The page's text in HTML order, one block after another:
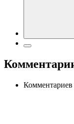
Комментариев